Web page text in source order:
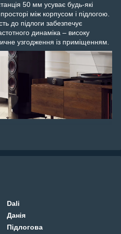
50 мм усуває будь-які
між корпусом і підлогою.
до підлоги забезпечує
динаміка – високу
узгодження із приміщенням.
Dali
Данія
Підлогова